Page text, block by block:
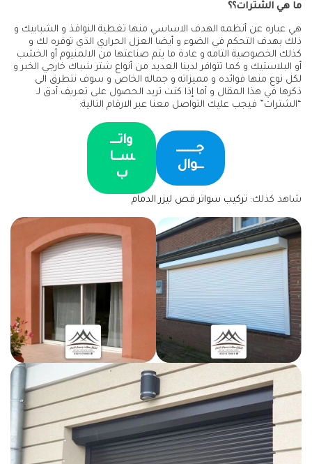
ما هي الشترات؟؟
هي عباره عن أنظمه الهدف الاساسي منها تغطية النوافذ و الشبابيك و
ذلك بهدف التحكم في الضوء و أيضا العزل الحراري الذي توفره لك و
كذلك الخصوصية التامه و عادة ما يتم صناعتها من الالمنيوم أو الخشب
أو البلاستيك و كما تتوافر لدينا العديد من أنواع شتر شباك خارجي الخبر و
لكل نوع منها فوائده و مميزاته و جماله الخاص و سوف نتطرق الى
ذكرها في هذا المقال و أما إذا كنت تريد الحصول على تعريف أدق لـ
“الشترات” فيجب عليك التواصل معنا عبر الارقام التالية:
جـــــــ
ــوال
واتـــ
ســا
ب
شاهد كذلك: تركيب سواتر قص ليزر الدمام